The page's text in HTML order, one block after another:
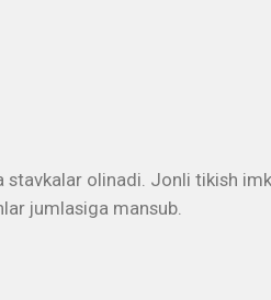
stavkalar olinadi. Jonli tikish
jumlasiga mansub.